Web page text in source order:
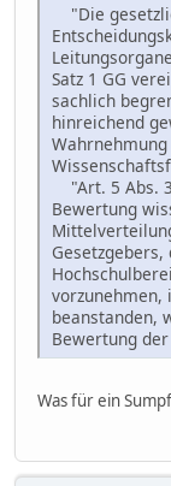
"Die
Satz 1 GG
sachlich
hinreichend
"Art. 5 Abs.
Bewertung
vorzunehmen,
beanstanden,
Bewertung
Was für ein